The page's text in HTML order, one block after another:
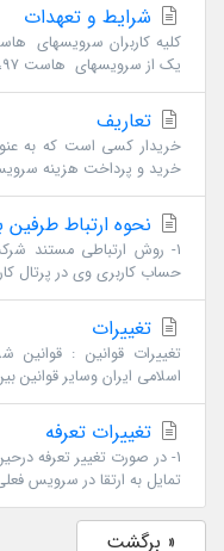
شرایط و تعهدات
یک از سرویسهای هاست 97، موظف...
تعاریف
خریدار کسی است که به
خرید و پرداخت هزینه
نحوه ارتباط طرفین
1- روش ارتباطی مستند
حساب کاربری وی در پرتال
تغییرات
تغییرات قوانین :
اسلامی ایران وسایر قوانین
تغییرات تعرفه
1- در صورت تغییر تعرفه
تمایل به ارتقا در سرویس
« برگشت